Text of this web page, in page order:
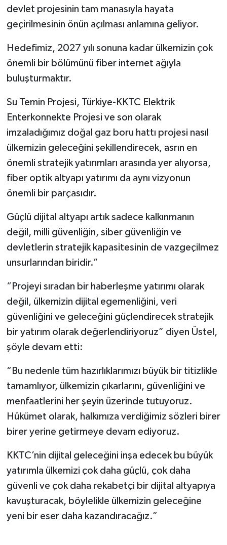
devlet projesinin tam manasıyla hayata
geçirilmesinin önün açılması anlamına geliyor.
Hedefimiz, 2027 yılı sonuna kadar ülkemizin çok
önemli bir bölümünü fiber internet ağıyla
buluşturmaktır.
Su Temin Projesi, Türkiye-KKTC Elektrik
Enterkonnekte Projesi ve son olarak
imzaladığımız doğal gaz boru hattı projesi nasıl
ülkemizin geleceğini şekillendirecek, asrın en
önemli stratejik yatırımları arasında yer alıyorsa,
fiber optik altyapı yatırımı da aynı vizyonun
önemli bir parçasıdır.
Güçlü dijital altyapı artık sadece kalkınmanın
değil, milli güvenliğin, siber güvenliğin ve
devletlerin stratejik kapasitesinin de vazgeçilmez
unsurlarından biridir.”
“Projeyi sıradan bir haberleşme yatırımı olarak
değil, ülkemizin dijital egemenliğini, veri
güvenliğini ve geleceğini güçlendirecek stratejik
bir yatırım olarak değerlendiriyoruz” diyen Üstel,
şöyle devam etti:
“Bu nedenle tüm hazırlıklarımızı büyük bir titizlikle
tamamlıyor, ülkemizin çıkarlarını, güvenliğini ve
menfaatlerini her şeyin üzerinde tutuyoruz.
Hükümet olarak, halkımıza verdiğimiz sözleri birer
birer yerine getirmeye devam ediyoruz.
KKTC’nin dijital geleceğini inşa edecek bu büyük
yatırımla ülkemizi çok daha güçlü, çok daha
güvenli ve çok daha rekabetçi bir dijital altyapıya
kavuşturacak, böylelikle ülkemizin geleceğine
yeni bir eser daha kazandıracağız.”